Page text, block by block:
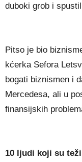
duboki grob i
Pitso je bio
kćerka Sefora
bogati biznismen i
Mercedesa, ali u
finansijskih
10 ljudi koji su